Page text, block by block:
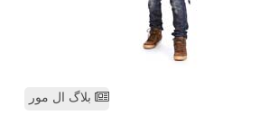
بلاگ ال مور